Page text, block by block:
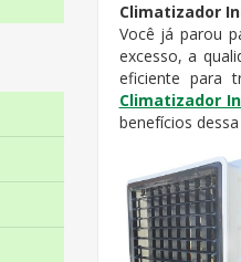
Climatizador
Você já parou
excesso, a
eficiente para
Climatizador
benefícios